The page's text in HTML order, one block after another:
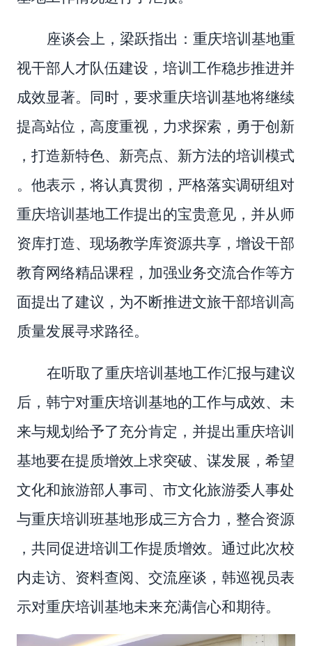
座谈会上，梁跃指出：重庆培训基地重
视干部人才队伍建设 ， 培训工作稳步推进并
成效显著。
同时，要求重庆培训 基地将继续
提高站位， 高度重视，力求探索，勇于创新
，打造新特色、新亮点、新方法的培训模式
。他表示，将认真贯彻，严格落实调研组对
重庆培训基地工作提出的宝贵意见，并从师
资库打造、现场教学库资源共享，增设干部
教育网络精品课程，加强业务交流合作等方
面提出了建议 ，为不断推进文旅干部培训高
质量发展寻求路径。
在听取了重庆培训基地工作汇报与建议
后，韩宁对重庆培训 基地的工作与成效、 未
来与规划 给予了充分肯定，并提出重庆培训
基地要在提质增效上求突破、谋发展，希望
文化和旅游部人事司、市文化旅游委人事处
与重庆培训班基地形成三方合力，整合资源
， 共同促进培训工作提质增效。 通过此次校
内走访、资料查阅、交流座谈， 韩巡视员表
示对重庆培训基地未来充满信心和期待。